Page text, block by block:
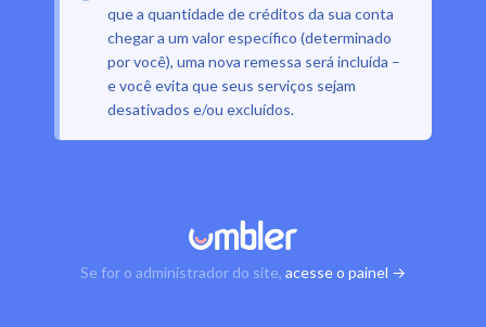
que a quantidade de créditos da sua conta
chegar a um valor específico (determinado
por você), uma nova remessa será incluída –
e você evita que seus serviços sejam
desativados e/ou excluídos.
Se for o administrador do site, acesse o painel →